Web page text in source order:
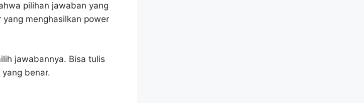
pilihan jawaban yang
menghasilkan power
jawabannya. Bisa tulis
benar.